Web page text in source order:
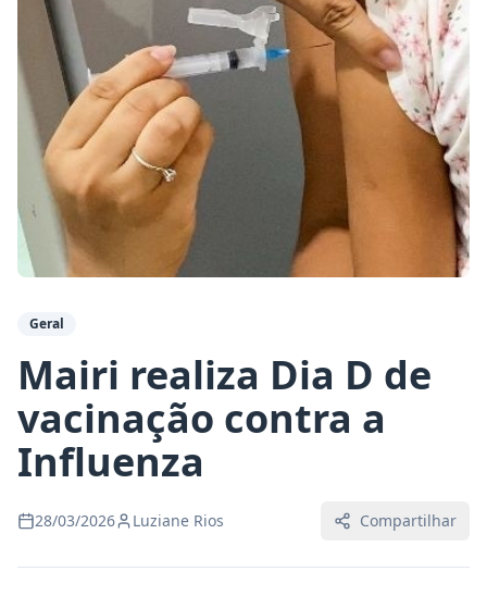
Geral
Mairi realiza Dia D de
vacinação contra a
Influenza
28/03/2026 Luziane Rios Compartilhar